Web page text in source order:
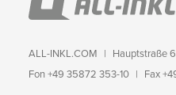
ALL-INKL.COM Hauptstraße
Fon +49 35872 353-10
Fax